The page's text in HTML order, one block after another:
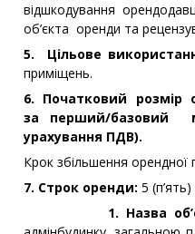
відшкодування
об’єкта оренди та
5. Цільове
приміщень.
6. Початковий розмір
за перший/базовий
урахування ПДВ).
Крок збільшення орендної
7. Строк оренди: 5
1. Назва